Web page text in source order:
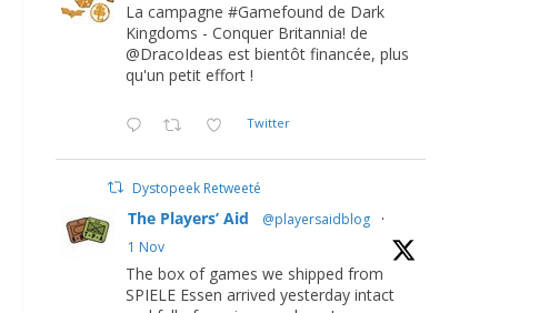
La campagne #Gamefound de Dark
Kingdoms - Conquer Britannia! de
@DracoIdeas est bientôt financée, plus
qu'un petit effort !
Twitter
Dystopeek Retweeté
The Players’ Aid @playersaidblog
·
1 Nov
The box of games we shipped from
SPIELE Essen arrived yesterday intact